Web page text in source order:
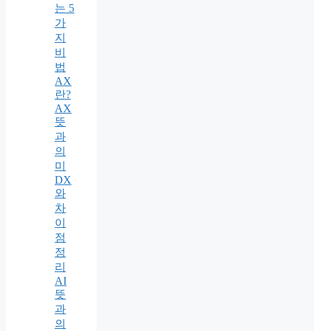
는 5
가
지
비
법
AX
란?
AX
뜻
과
의
미
DX
와
차
이
점
정
리
AI
뜻
과
의